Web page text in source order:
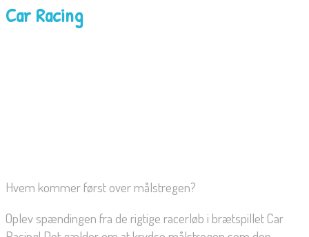
Car Racing
Hvem kommer først over målstregen?
Oplev spændingen fra de rigtige racerløb i brætspillet Car